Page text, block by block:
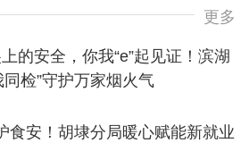
更多
的安全，你我“e”起见证！滨湖
同检”守护万家烟火气
食安！胡埭分局暖心赋能新就业